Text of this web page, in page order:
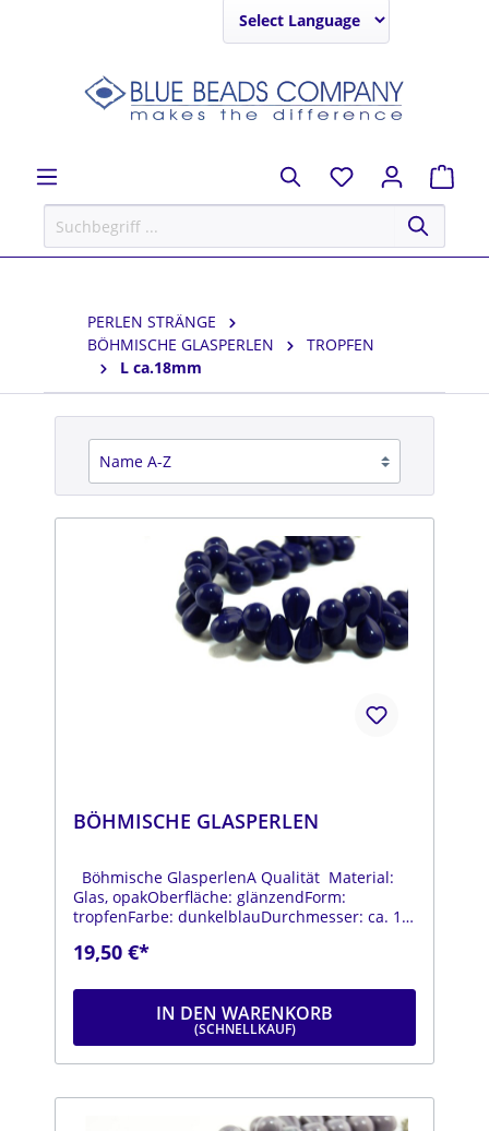
PERLEN STRÄNGE
BÖHMISCHE GLASPERLEN
TROPFEN
L ca.18mm
BÖHMISCHE GLASPERLEN
Böhmische GlasperlenA Qualität Material:
Glas, opakOberfläche: glänzendForm:
tropfenFarbe: dunkelblauDurchmesser: ca. 12
19,50 €*
IN DEN WARENKORB